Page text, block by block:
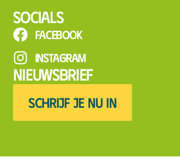
Socials
Facebook
Instagram
Nieuwsbrief
SCHRIJF JE NU IN